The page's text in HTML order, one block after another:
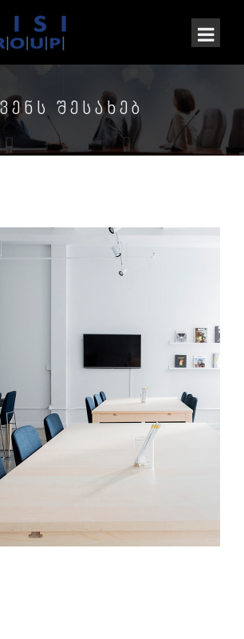
ᲨᲔᲡᲐᲮᲔᲑ